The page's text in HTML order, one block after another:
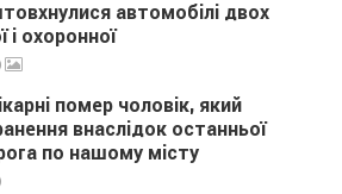
автомобілі двох
і охоронної
помер чоловік, який
внаслідок останньої
по нашому місту